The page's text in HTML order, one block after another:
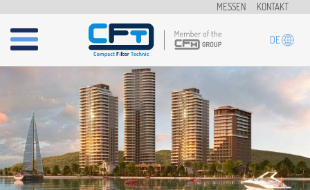
MESSEN KONTAKT
DE